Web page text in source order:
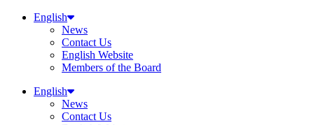
HoppaEnglish
News
Contact Us
English Website
Members of the Board
English
News
Contact Us